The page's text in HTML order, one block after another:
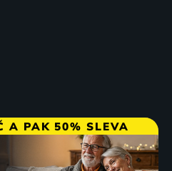
A PAK 50% SLEVA